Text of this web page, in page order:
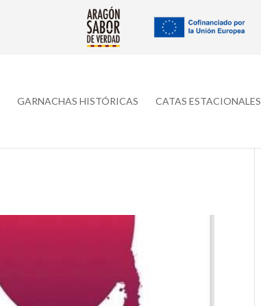
GARNACHAS HISTÓRICAS CATAS ESTACIONALES